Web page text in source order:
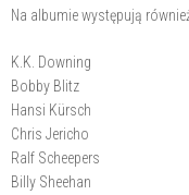
Na albumie występują
K.K. Downing
Bobby Blitz
Hansi Kürsch
Chris Jericho
Ralf Scheepers
Billy Sheehan